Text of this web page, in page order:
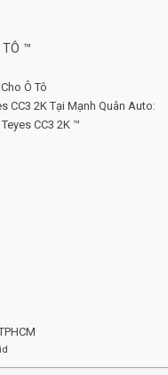
TÔ ™
Ô Tô
CC3 2K Tại Mạnh Quân Auto:
CC3 2K ™